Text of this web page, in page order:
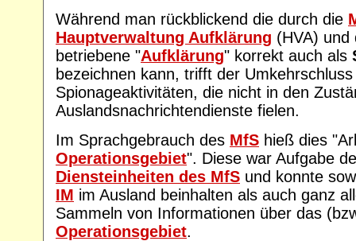
Während man rückblickend die durch die
Hauptverwaltung Aufklärung (HVA)
betriebene "Aufklärung" korrekt auch als
bezeichnen kann, trifft der
Spionageaktivitäten, die nicht in den
Auslandsnachrichtendienste fielen.
Im Sprachgebrauch des MfS hieß dies
Operationsgebiet". Diese war Aufgabe
Diensteinheiten des MfS und konnte
IM im Ausland beinhalten als auch ganz
Sammeln von Informationen über das
Operationsgebiet.